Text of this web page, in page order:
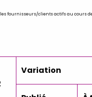
fournisseurs/clients actifs au cours
Variation